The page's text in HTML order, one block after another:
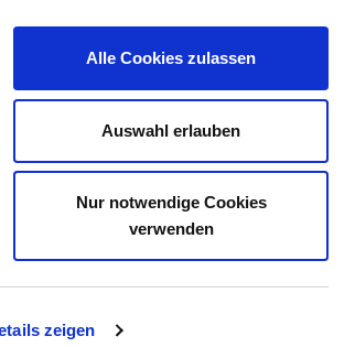
zeigen
Alle Cookies zulassen
Auswahl erlauben
Nur notwendige Cookies
verwenden
KONTAKT IHRE MEINUNG
BETHEL